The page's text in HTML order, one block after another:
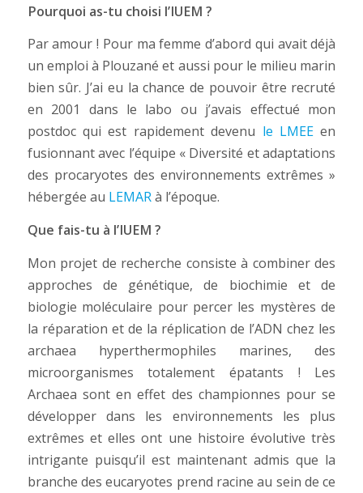
Pourquoi as-tu choisi l’IUEM ?
Par amour ! Pour ma femme d’abord qui avait déjà
un emploi à Plouzané et aussi pour le milieu marin
bien sûr. J’ai eu la chance de pouvoir être recruté
en 2001 dans le labo ou j’avais effectué mon
postdoc qui est rapidement devenu le LMEE en
fusionnant avec l’équipe « Diversité et adaptations
des procaryotes des environnements extrêmes »
hébergée au LEMARà l’époque.
Que fais-tu à l’IUEM ?
Mon projet de recherche consiste à combiner des
approches de génétique, de biochimie et de
biologie moléculaire pour percer les mystères de
la réparation et de la réplication de l’ADN chez les
archaea hyperthermophiles marines, des
microorganismes totalement épatants ! Les
Archaea sont en effet des championnes pour se
développer dans les environnements les plus
extrêmes et elles ont une histoire évolutive très
intrigante puisqu’il est maintenant admis que la
branche des eucaryotes prend racine au sein de ce